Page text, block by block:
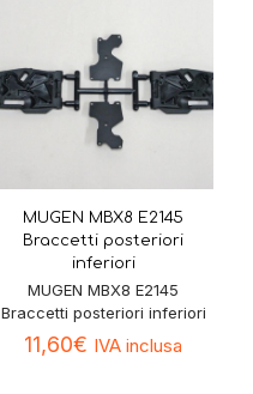
MUGEN MBX8 E2145
Braccetti posteriori
inferiori
MUGEN MBX8 E2145
Braccetti posteriori inferiori
11,60€ IVA inclusa